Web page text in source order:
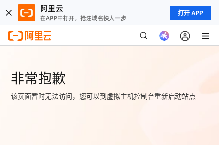
打开 APP
非常抱歉
该页面暂时无法访问，您可以到虚拟主机控制台重新启动站点